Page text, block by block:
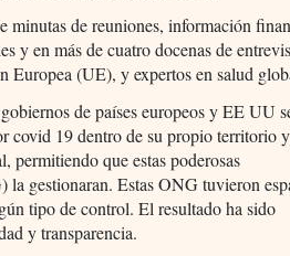
minutas de reuniones, información
y en más de cuatro docenas de
(UE), y expertos en salud
de países europeos y EE UU
covid 19 dentro de su propio territorio
permitiendo que estas poderosas
gestionaran. Estas ONG tuvieron
tipo de control. El resultado ha sido
y transparencia.